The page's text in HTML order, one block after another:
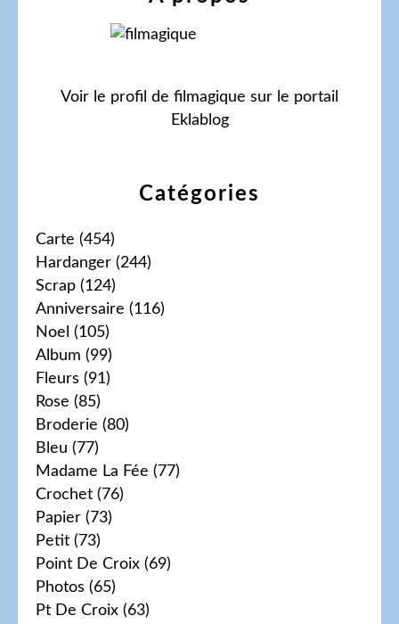
Catégories
Carte (454)
Hardanger (244)
Scrap (124)
Anniversaire (116)
Noel (105)
Album (99)
Fleurs (91)
Rose (85)
Broderie (80)
Bleu (77)
Madame La Fée (77)
Crochet (76)
Papier (73)
Petit (73)
Point De Croix (69)
Photos (65)
Pt De Croix (63)
Voir le profil de filmagique sur le portail
Eklablog